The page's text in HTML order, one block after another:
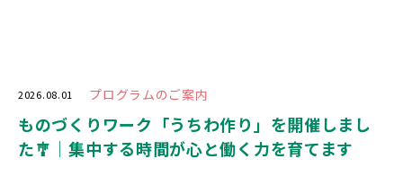
2026.08.01 プログラムのご案内
ものづくりワーク「うちわ作り」を開催しまし
た🎐｜集中する時間が心と働く力を育てます